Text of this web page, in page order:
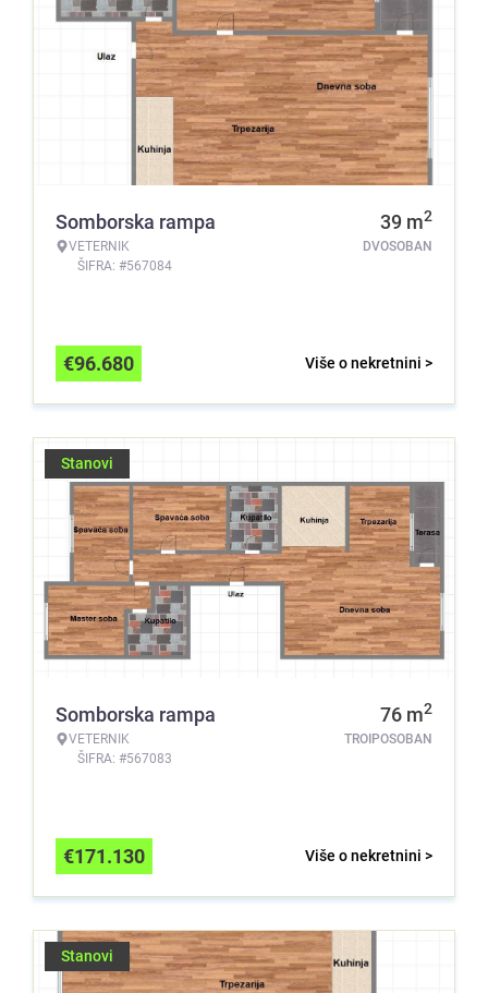
Somborska rampa
VETERNIK
ŠIFRA: #567084
39 m2
DVOSOBAN
Više o nekretnini >
€96.680
Stanovi
Somborska rampa
VETERNIK
ŠIFRA: #567083
76 m2
TROIPOSOBAN
Više o nekretnini >
€171.130
Stanovi